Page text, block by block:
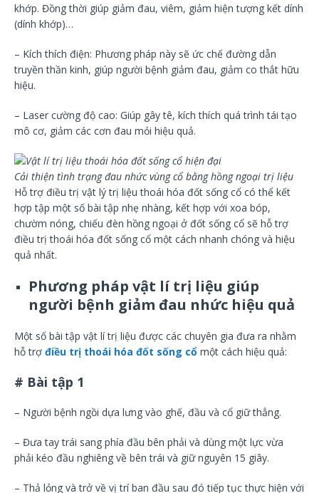
khớp. Đồng thời giúp giảm đau, viêm, giảm hiện tượng kết dính
(dính khớp)…
– Kích thích điện: Phương pháp này sẽ ức chế đường dẫn
truyền thần kinh, giúp người bệnh giảm đau, giảm co thắt hữu
hiệu.
– Laser cường độ cao: Giúp gây tê, kích thích quá trình tái tạo
mô cơ, giảm các cơn đau mỏi hiệu quả.
Cải thiện tình trạng đau nhức vùng cổ bằng hồng ngoại trị liệu
Hỗ trợ điều trị vật lý trị liệu thoái hóa đốt sống cổ có thể kết
hợp tập một số bài tập nhẹ nhàng, kết hợp với xoa bóp,
chườm nóng, chiếu đèn hồng ngoại ở đốt sống cổ sẽ hỗ trợ
điều trị thoái hóa đốt sống cổ một cách nhanh chóng và hiệu
quả nhất.
Phương pháp vật lí trị liệu giúp
người bệnh giảm đau nhức hiệu quả
Một số bài tập vật lí trị liệu được các chuyên gia đưa ra nhằm
hỗ trợ điều trị thoái hóa đốt sống cổ một cách hiệu quả:
# Bài tập 1
– Người bệnh ngồi dựa lưng vào ghế, đầu và cổ giữ thẳng.
– Đưa tay trái sang phía đầu bên phải và dùng một lực vừa
phải kéo đầu nghiêng về bên trái và giữ nguyên 15 giây.
– Thả lỏng và trở về vị trí ban đầu sau đó tiếp tục thực hiện với